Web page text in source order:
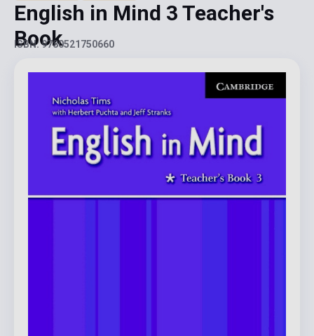
English in Mind 3 Teacher's
Book
ISBN: 9780521750660